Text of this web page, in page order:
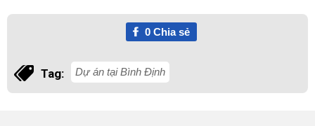
0Chia sẻ
Tag: Dự án tại Bình Định